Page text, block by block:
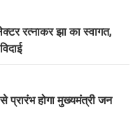
रत्नाकर झा का स्वागत,
होगा मुख्यमंत्री जन